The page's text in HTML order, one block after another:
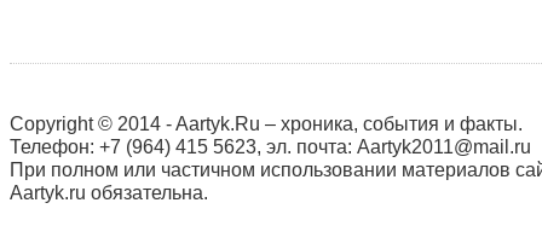
Copyright © 2014 - Aartyk.Ru – хроника, события и факты.
Телефон: +7 (964) 415 5623, эл. почта: Aartyk2011@mail.ru
При полном или частичном использовании материалов
Aartyk.ru oбязательна.